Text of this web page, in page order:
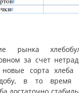
рынка
за счет
сорта хлеба
в то время